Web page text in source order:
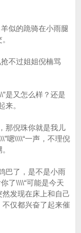
似的跪骑在小雨腿
不过姐姐倪楠骂
又怎么样？还是
来。
倪珠你就是我儿
嗯\\\\“一声，不理倪
了，是不是小雨
了\\\\“可能是今天
发现在床上和自己
仅都兴奋了起来催